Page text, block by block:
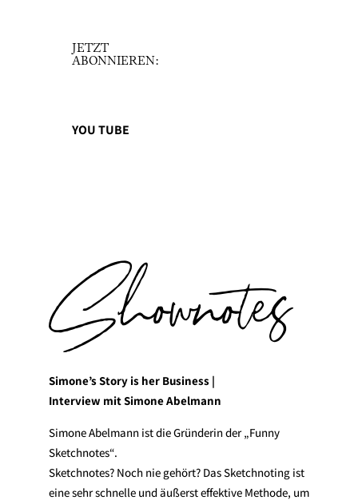
JETZT
ABONNIEREN:
YOU TUBE
Shownotes
Simone’s Story is her Business |
Interview mit Simone Abelmann
Simone Abelmann ist die Gründerin der „Funny
Sketchnotes“.
Sketchnotes? Noch nie gehört? Das Sketchnoting ist
eine sehr schnelle und äußerst effektive Methode, um